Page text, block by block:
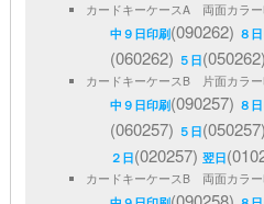
カードキーケースA 両面カラ
中９日印刷(090262) ８日
(060262) ５日(050262)
カードキーケースB 片面カラ
中９日印刷(090257) ８日
(060257) ５日(050257)
２日(020257)翌日
カードキーケースB 両面カラ